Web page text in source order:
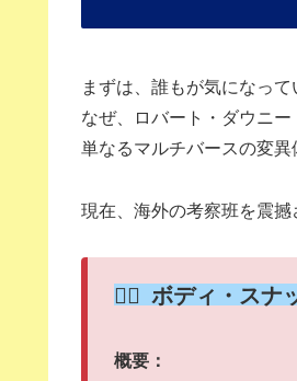
まずは、誰もが気になって
なぜ、ロバート・ダウニー
単なるマルチバースの変
現在、海外の考察班を震撼
🧟‍♂️ ボディ・スナ
概要：